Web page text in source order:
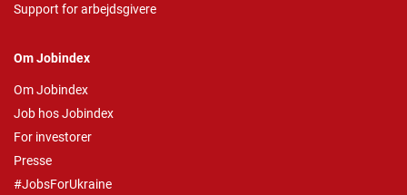
Support for arbejdsgivere
Om Jobindex
Om Jobindex
Job hos Jobindex
For investorer
Presse
#JobsForUkraine